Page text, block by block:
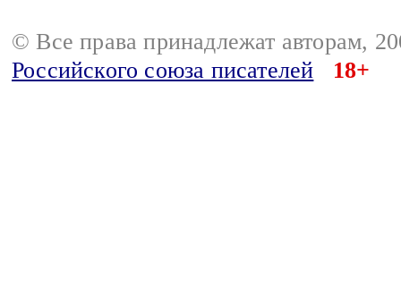
© Все права принадлежат авторам,
Российского союза писателей
18+